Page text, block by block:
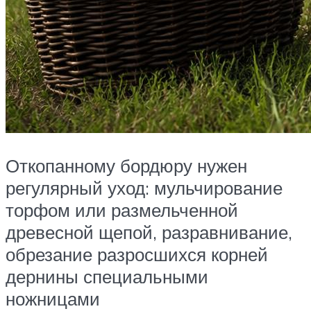
Откопанному бордюру нужен
регулярный уход: мульчирование
торфом или размельченной
древесной щепой, разравнивание,
обрезание разросшихся корней
дернины специальными
ножницами